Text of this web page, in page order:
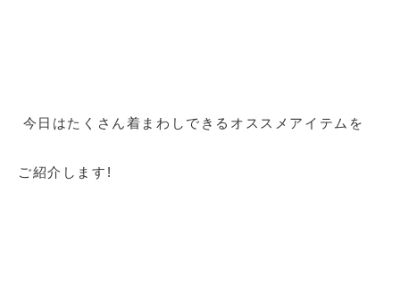
今日はたくさん着まわしできるオススメアイテムを
ご紹介します!